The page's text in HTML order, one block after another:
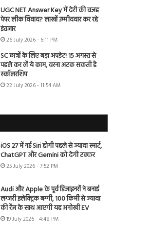
UGC NET Answer Key में देरी की वजह
पेपर लीक विवाद? लाखों उम्मीदवार कर रहे
इंतजार
26 July 2026 - 6:11 PM
SC छात्रों के लिए बड़ा अपडेट! 15 अगस्त से
पहले कर लें ये काम, वरना अटक सकती है
स्कॉलरशिप
22 July 2026 - 11:54 AM
iOS 27 में नई Siri होगी पहले से ज्यादा स्मार्ट,
ChatGPT और Gemini को देगी टक्कर
25 July 2026 - 7:52 PM
Audi और Apple के पूर्व डिजाइनरों ने बनाई
लग्जरी इलेक्ट्रिक बग्गी, 100 किमी से ज्यादा
की रेंज के साथ आएगी यह अनोखी EV
19 July 2026 - 4:48 PM